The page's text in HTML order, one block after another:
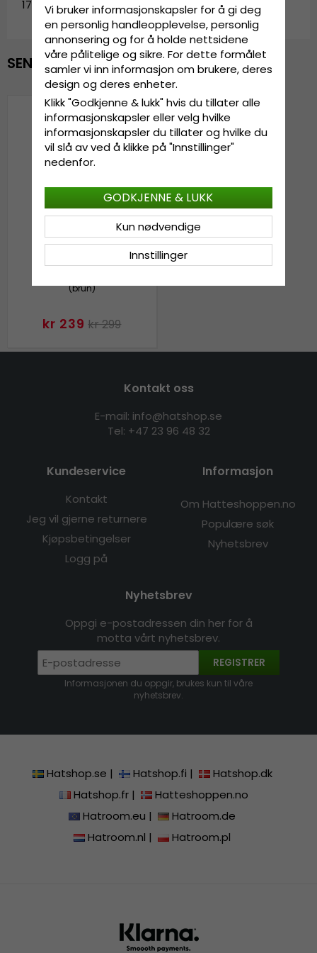
17738.brown
SENEST VISTE
(brun)
kr 239 kr 299
Kontakt oss
E-mail: info@hatshop.se
Tel: +47 23 96 48 32
Kundeservice
Kontakt
Jeg vil gjerne returnere
Kjøpsbetingelser
Logg på
Informasjon
Om Hatteshoppen.no
Populære søk
Nyhetsbrev
Nyhetsbrev
Oppgi e-postadressen din her for å
motta vårt nyhetsbrev.
REGISTRER
Informasjonen du oppgir, brukes kun til våre
nyhetsbrev.
Hatshop.se | Hatshop.fi |
Hatshop.dk
Hatshop.fr|
Hatteshoppen.no
Hatroom.eu |
Hatroom.de
Hatroom.nl | Hatroom.pl
Vi bruker informasjonskapsler for å gi deg
en personlig handleopplevelse, personlig
annonsering og for å holde nettsidene
våre pålitelige og sikre. For dette formålet
samler vi inn informasjon om brukere, deres
design og deres enheter.
Klikk "Godkjenne & lukk" hvis du tillater alle
informasjonskapsler eller velg hvilke
informasjonskapsler du tillater og hvilke du
vil slå av ved å klikke på "Innstillinger"
nedenfor.
Innstillinger
Kun nødvendige
GODKJENNE & LUKK